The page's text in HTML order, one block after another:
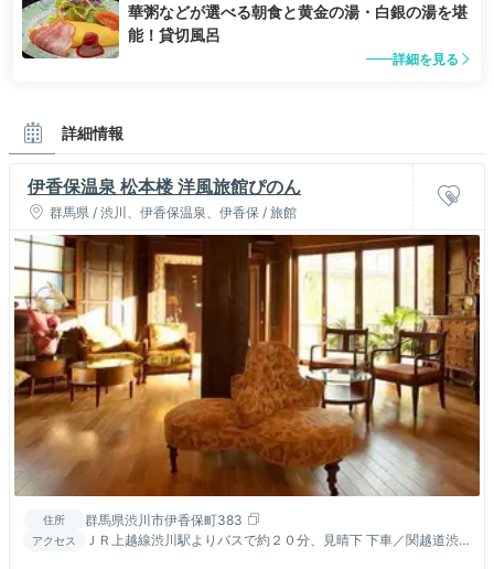
華粥などが選べる朝食と黄金の湯・白銀の湯を堪
能！貸切風呂
詳細を見る
詳細情報
伊香保温泉 松本楼 洋風旅館ぴのん
群馬県 / 渋川、伊香保温泉、伊香保 / 旅館
住所 群馬県渋川市伊香保町383
アクセス
ＪＲ上越線渋川駅よりバスで約２０分、見晴下 下車／関越道渋